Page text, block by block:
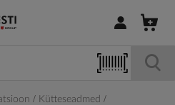
Logi sisse /
Kütteseadmed